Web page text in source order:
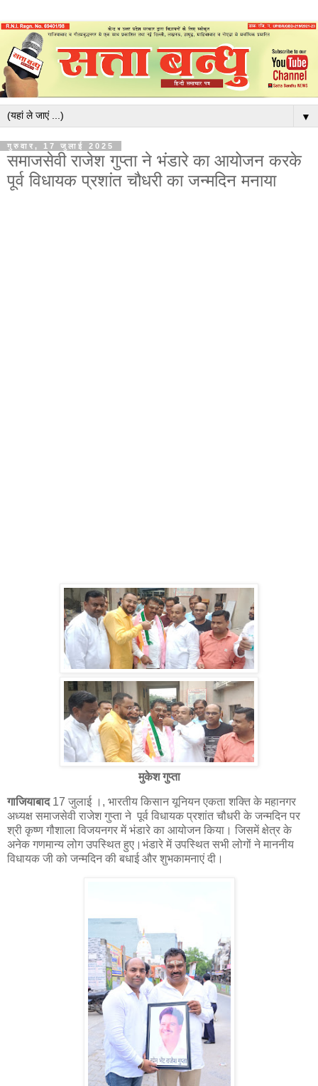
▼
गुरुवार, 17 जुलाई 2025
समाजसेवी राजेश गुप्ता ने भंडारे का आयोजन करके
पूर्व विधायक प्रशांत चौधरी का जन्मदिन मनाया
मुकेश गुप्ता
गाजियाबाद17 जुलाई ।, भारतीय किसान यूनियन एकता शक्ति के महानगर
अध्यक्ष समाजसेवी राजेश गुप्ता ने पूर्व विधायक प्रशांत चौधरी के जन्मदिन पर
श्री कृष्ण गौशाला विजयनगर में भंडारे का आयोजन किया। जिसमें क्षेत्र के
अनेक गणमान्य लोग उपस्थित हुए।भंडारे में उपस्थित सभी लोगों ने माननीय
विधायक जी को जन्मदिन की बधाई और शुभकामनाएं दी।